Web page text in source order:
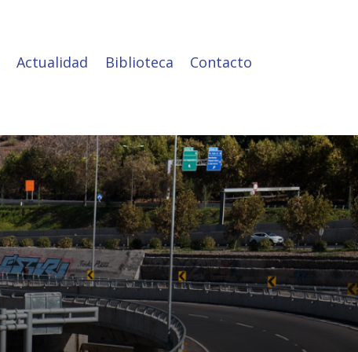
Actualidad Biblioteca Contacto